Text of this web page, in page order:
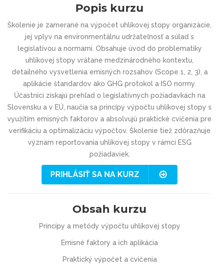
Popis kurzu
Školenie je zamerané na výpočet uhlíkovej stopy organizácie,
jej vplyv na environmentálnu udržateľnosť a súlad s
legislatívou a normami. Obsahuje úvod do problematiky
uhlíkovej stopy vrátane medzinárodného kontextu,
detailného vysvetlenia emisných rozsahov (Scope 1, 2, 3), a
aplikácie štandardov ako GHG protokol a ISO normy.
Účastníci získajú prehľad o legislatívnych požiadavkách na
Slovensku a v EÚ, naučia sa princípy výpočtu uhlíkovej stopy s
využitím emisných faktorov a absolvujú praktické cvičenia pre
verifikáciu a optimalizáciu výpočtov. Školenie tiež zdôrazňuje
význam reportovania uhlíkovej stopy v rámci ESG
požiadaviek.
PRIHLÁSIŤ SA NA KURZ
Obsah kurzu
Princípy a metódy výpočtu uhlíkovej stopy
Emisné faktory a ich aplikácia
Praktický výpočet a cvičenia